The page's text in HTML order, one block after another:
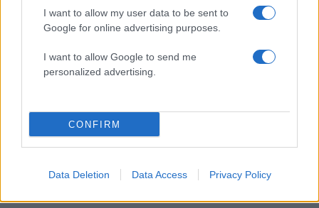
I want to allow my user data to be sent to
Google for online advertising purposes.
I want to allow Google to send me
personalized advertising.
CONFIRM
Data Deletion Data Access Privacy Policy